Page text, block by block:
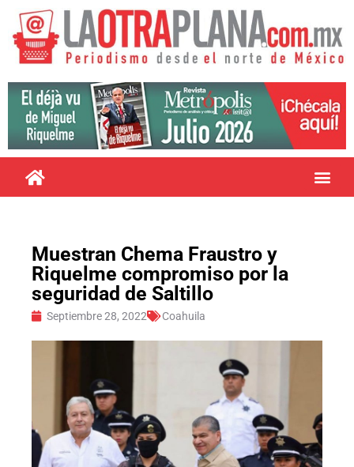
Muestran Chema Fraustro y
Riquelme compromiso por la
seguridad de Saltillo
Septiembre 28, 2022 Coahuila